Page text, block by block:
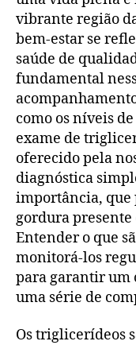
vibrante região
bem-estar se
saúde de
fundamental
como os níveis
exame de
oferecido pela
diagnóstica
importância, que
gordura presente
Entender o que
monitorá-los
para garantir um
uma série de
Os triglicerídeos